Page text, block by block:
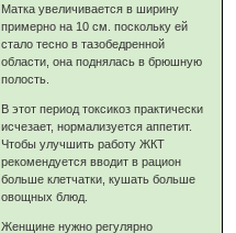
Матка увеличивается в ширину
примерно на 10 см. поскольку ей
стало тесно в тазобедренной
области, она поднялась в брюшную
полость.
В этот период токсикоз практически
исчезает, нормализуется аппетит.
Чтобы улучшить работу ЖКТ
рекомендуется вводит в рацион
больше клетчатки, кушать больше
овощных блюд.
Женщине нужно регулярно